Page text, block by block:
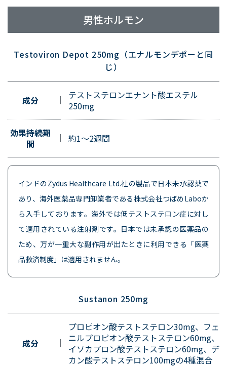
男性ホルモン
Testoviron Depot 250mg（エナルモンデポーと同
じ）
成分
テストステロンエナント酸エステル
250mg
効果持続期
間
約1～2週間
インドのZydus Healthcare Ltd.社の製品で日本未承認薬で
あり、海外医薬品専門卸業者である株式会社つばめLaboか
ら入手しております。海外では低テストステロン症に対し
て適用されている注射剤です。日本では未承認の医薬品の
ため、万が一重大な副作用が出たときに利用できる「医薬
品救済制度」は適用されません。
Sustanon 250mg
成分
プロピオン酸テストステロン30mg、フェ
ニルプロピオン酸テストステロン60mg、
イソカプロン酸テストステロン60mg、デ
カン酸テストステロン100mgの4種混合